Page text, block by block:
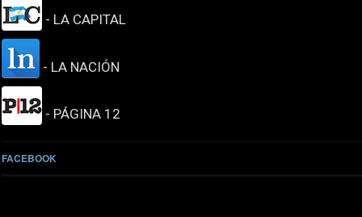
- LA CAPITAL
- LA NACIÓN
- PÁGINA 12
FACEBOOK